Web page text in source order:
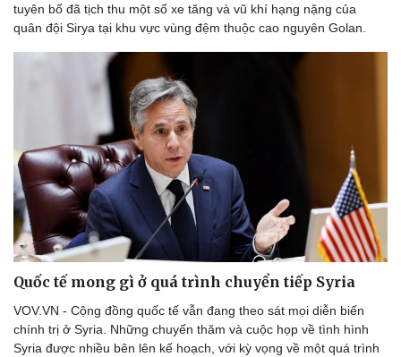
tuyên bố đã tịch thu một số xe tăng và vũ khí hạng nặng của
quân đội Sirya tại khu vực vùng đệm thuộc cao nguyên Golan.
Quốc tế mong gì ở quá trình chuyển tiếp Syria
VOV.VN - Cộng đồng quốc tế vẫn đang theo sát mọi diễn biến
chính trị ở Syria. Những chuyến thăm và cuộc họp về tình hình
Syria được nhiều bên lên kế hoạch, với kỳ vọng về một quá trình